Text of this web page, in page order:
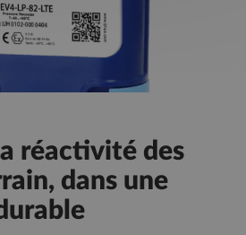
réactivité des
dans une